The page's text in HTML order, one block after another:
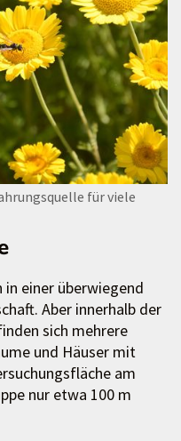
für viele
in einer überwiegend
Aber innerhalb der
sich mehrere
und Häuser mit
am
nur etwa 100 m